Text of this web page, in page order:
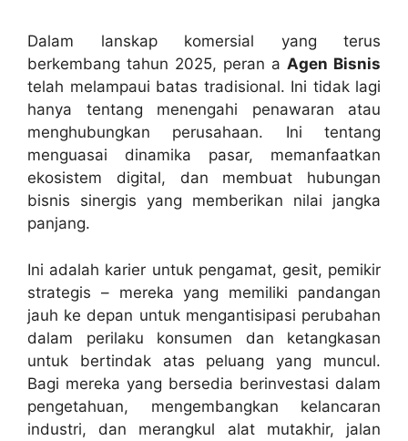
Dalam lanskap komersial yang terus
berkembang tahun 2025, peran a Agen Bisnis
telah melampaui batas tradisional. Ini tidak lagi
hanya tentang menengahi penawaran atau
menghubungkan perusahaan. Ini tentang
menguasai dinamika pasar, memanfaatkan
ekosistem digital, dan membuat hubungan
bisnis sinergis yang memberikan nilai jangka
panjang.
Ini adalah karier untuk pengamat, gesit, pemikir
strategis – mereka yang memiliki pandangan
jauh ke depan untuk mengantisipasi perubahan
dalam perilaku konsumen dan ketangkasan
untuk bertindak atas peluang yang muncul.
Bagi mereka yang bersedia berinvestasi dalam
pengetahuan, mengembangkan kelancaran
industri, dan merangkul alat mutakhir, jalan